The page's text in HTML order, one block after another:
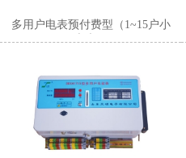
多用户电表预付费型（1~15户小
表壳）